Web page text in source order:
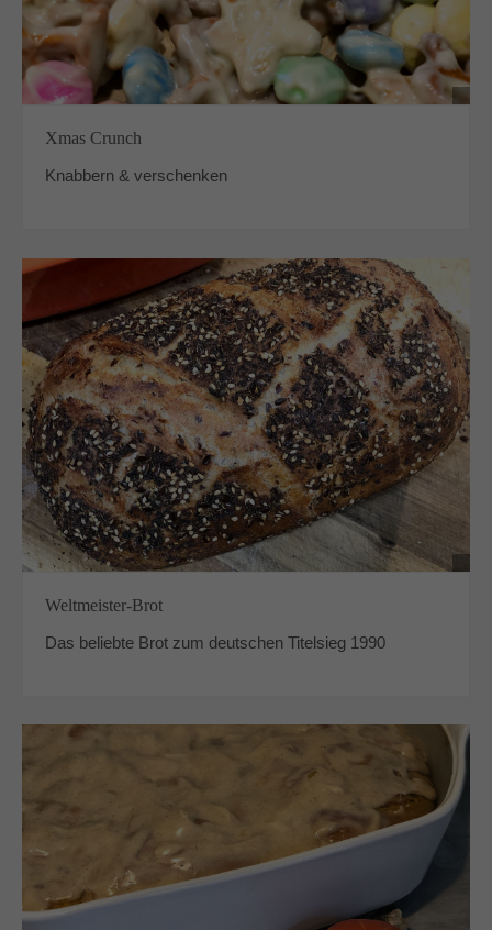
Xmas Crunch
Knabbern & verschenken
Weltmeister-Brot
Das beliebte Brot zum deutschen Titelsieg 1990